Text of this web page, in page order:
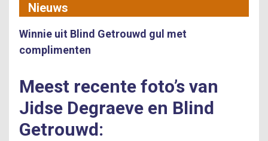
Nieuws
Winnie uit Blind Getrouwd gul met
complimenten
Meest recente foto’s van
Jidse Degraeve en Blind
Getrouwd: